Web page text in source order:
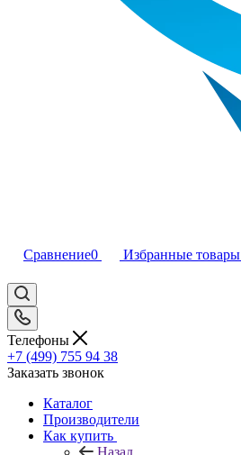
Сравнение0 Избранные товары
Телефоны
+7 (499) 755 94 38
Заказать звонок
Каталог
Производители
Как купить
Назад